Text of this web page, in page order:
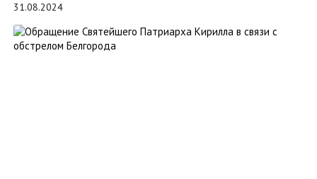
31.08.2024